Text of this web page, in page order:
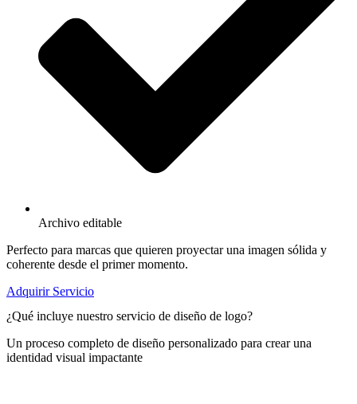
Archivo editable
Perfecto para marcas que quieren proyectar una imagen sólida y
coherente desde el primer momento.
Adquirir Servicio
¿Qué incluye nuestro servicio de diseño de logo?
Un proceso completo de diseño personalizado para crear una
identidad visual impactante